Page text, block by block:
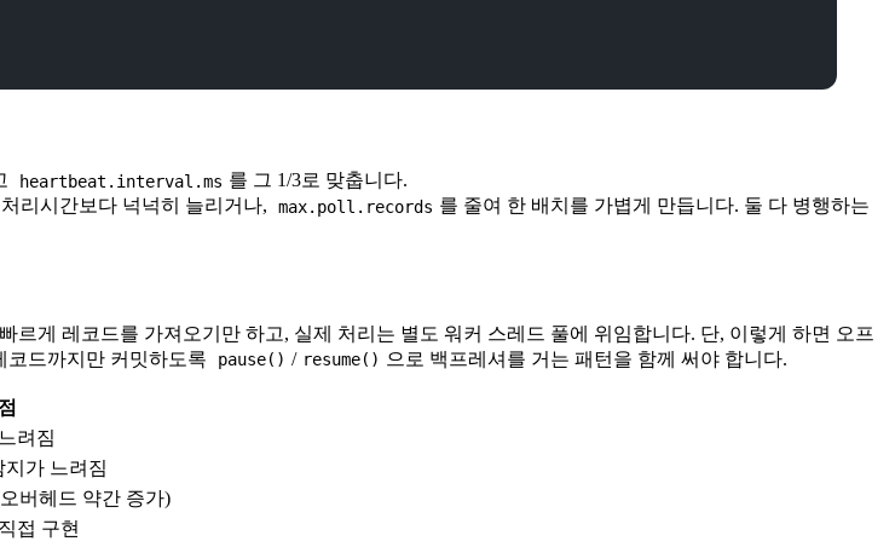
heartbeat.interval.ms 를 그 1/3로 맞춥니다.
리시간보다 넉넉히 늘리거나, max.poll.records 를 줄여 한 배치를 가볍게 만듭니다. 둘 다 병행하는
르게 레코드를 가져오기만 하고, 실제 처리는 별도 워커 스레드 풀에 위임합니다. 단, 이렇게 하면 오프
코드까지만 커밋하도록
pause() / resume() 으로 백프레셔를 거는 패턴을 함께 써야 합니다.
려짐
지가 느려짐
버헤드 약간 증가)
접 구현